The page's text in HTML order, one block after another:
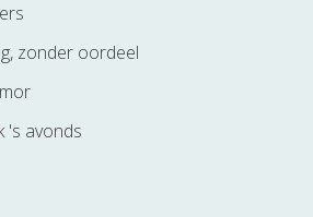
zonder oordeel
's avonds